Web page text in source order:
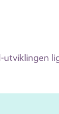
utviklingen